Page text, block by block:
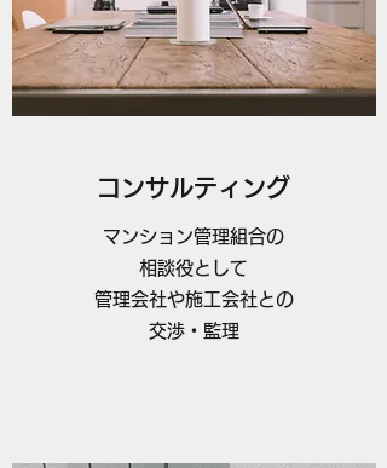
コンサルティング
マンション管理組合の
相談役として
管理会社や施工会社との
交渉・監理